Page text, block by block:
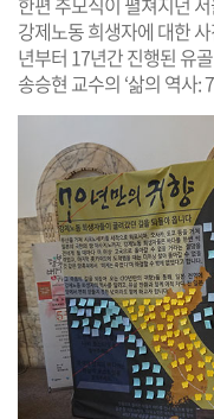
강제노동 희생자에 대한
년부터 17년간 진행된 유
송승현 교수의 ‘삶의 역사: